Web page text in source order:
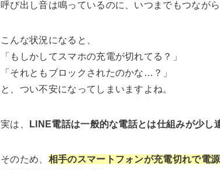
呼び出し音は鳴っているのに、いつまでもつなが
こんな状況になると、
「もしかしてスマホの充電が切れてる？」
「それともブロックされたのかな…？」
と、つい不安になってしまいますよね。
実は、 LINE電話は一般的な電話とは仕組みが少し
そのため、 相手のスマートフォンが充電切れで電